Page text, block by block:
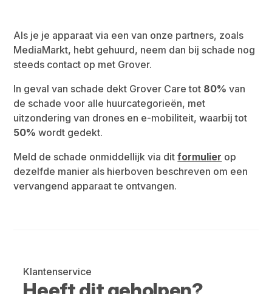
Als je je apparaat via een van onze partners, zoals
MediaMarkt, hebt gehuurd, neem dan bij schade nog
steeds contact op met Grover.
In geval van schade dekt Grover Care tot 80% van
de schade voor alle huurcategorieën, met
uitzondering van drones en e-mobiliteit, waarbij tot
50% wordt gedekt.
Meld de schade onmiddellijk via ditformulier op
dezelfde manier als hierboven beschreven om een
vervangend apparaat te ontvangen.
Klantenservice